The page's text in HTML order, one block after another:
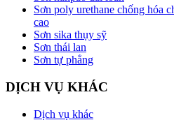
Sơn poly urethane chống hóa
cao
Sơn sika thụy sỹ
Sơn thái lan
Sơn tự phẳng
DỊCH VỤ KHÁC
Dịch vụ khác